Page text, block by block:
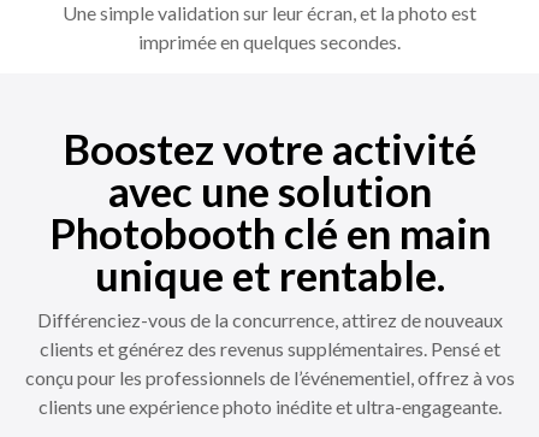
Une simple validation sur leur écran, et la photo est
imprimée en quelques secondes.
Boostez votre activité
avec une solution
Photobooth clé en main
unique et rentable.
Différenciez-vous de la concurrence, attirez de nouveaux
clients et générez des revenus supplémentaires. Pensé et
conçu pour les professionnels de l’événementiel, offrez à vos
clients une expérience photo inédite et ultra-engageante.